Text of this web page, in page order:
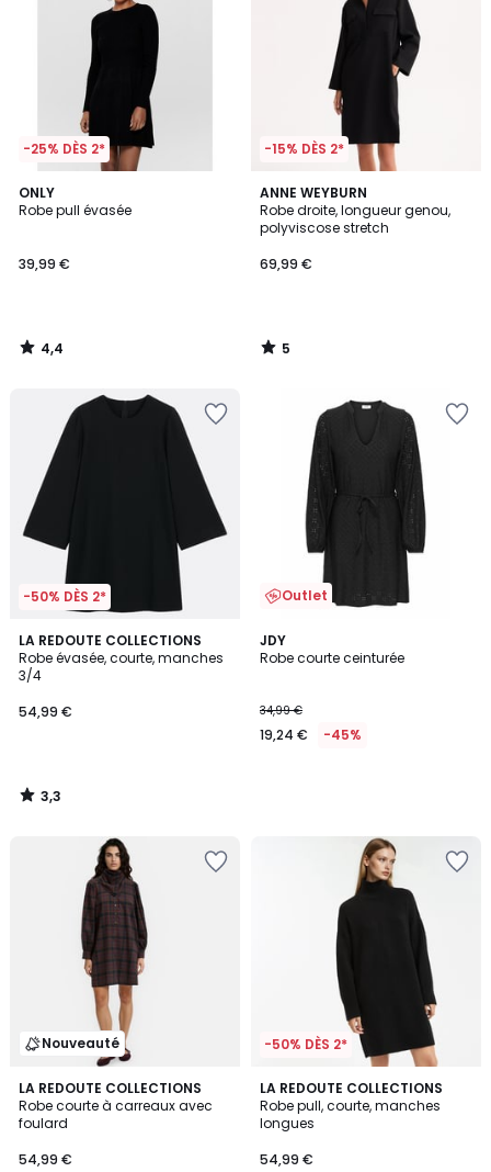
-25% DÈS 2*
ONLY
Robe pull évasée
39,99 €
4,4
/ 5
4,4
/
-15% DÈS 2*
ANNE WEYBURN
Robe droite, longueur genou,
polyviscose stretch
69,99 €
5
/
5
5
/
-50% DÈS 2*
LA REDOUTE COLLECTIONS
Robe évasée, courte, manches
3/4
54,99 €
3,3
/ 5
3,3
/
Outlet
JDY
Robe courte ceinturée
34,99 €
19,24 € -45%
Nouveauté
LA REDOUTE COLLECTIONS
Robe courte à carreaux avec
foulard
54,99 €
-50% DÈS 2*
LA REDOUTE COLLECTIONS
Robe pull, courte, manches
longues
54,99 €
4,3
/ 5
2
Couleurs